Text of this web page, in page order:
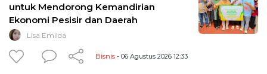
untuk Mendorong Kemandirian
Ekonomi Pesisir dan Daerah
Lisa Emilda
Bisnis - 06 Agustus 2026 12:33